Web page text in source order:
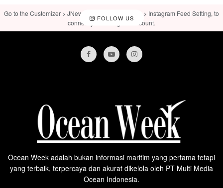
FOLLOW US
Go to the Customizer > JNews : Social, Like & View > Instagram Feed Setting, to
connect your Instagram account.
Ocean Week adalah bukan informasi maritim yang pertama tetapi
yang terbaik, terpercaya dan akurat dikelola oleh PT Multi Media
Ocean Indonesia.